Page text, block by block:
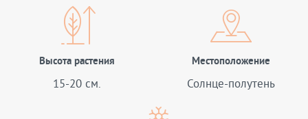
Высота растения
15-20 см.
Местоположение
Солнце-полутень